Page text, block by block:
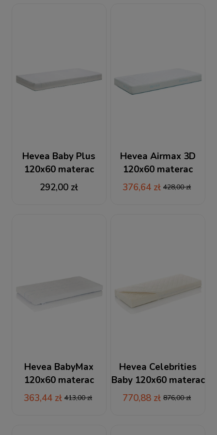
Hevea Baby Plus
120x60 materac
lateksowy
292,00 zł
Hevea Airmax 3D
120x60 materac
wysokoelastyczny +
376,64 zł 428,00 zł
Hevea BabyMax
120x60 materac
lateksowo-piankowy
+ RABAT
363,44 zł 413,00 zł
Hevea Celebrities
Baby 120x60 materac
lateksowy + RABAT
770,88 zł 876,00 zł